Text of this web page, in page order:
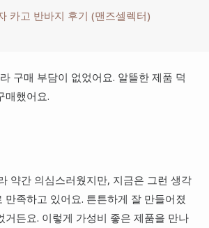
카고 반바지 후기 (맨즈셀렉터)
구매 부담이 없었어요. 알뜰한 제품 덕
매했어요.
약간 의심스러웠지만, 지금은 그런 생각
만족하고 있어요. 튼튼하게 잘 만들어졌
거든요. 이렇게 가성비 좋은 제품을 만나